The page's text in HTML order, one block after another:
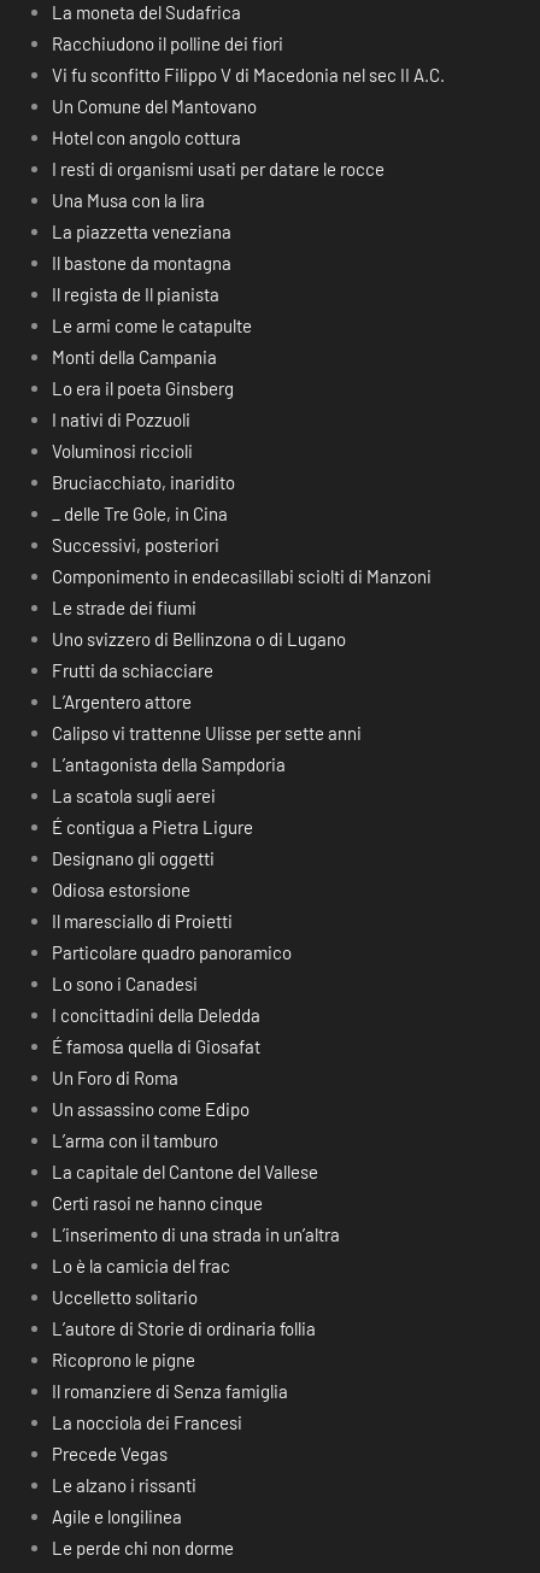
La moneta del Sudafrica
Racchiudono il polline dei fiori
Vi fu sconfitto Filippo V di Macedonia nel sec II A.C.
Un Comune del Mantovano
Hotel con angolo cottura
I resti di organismi usati per datare le rocce
Una Musa con la lira
La piazzetta veneziana
Il bastone da montagna
Il regista de Il pianista
Le armi come le catapulte
Monti della Campania
Lo era il poeta Ginsberg
I nativi di Pozzuoli
Voluminosi riccioli
Bruciacchiato, inaridito
_ delle Tre Gole, in Cina
Successivi, posteriori
Componimento in endecasillabi sciolti di Manzoni
Le strade dei fiumi
Uno svizzero di Bellinzona o di Lugano
Frutti da schiacciare
L’Argentero attore
Calipso vi trattenne Ulisse per sette anni
L’antagonista della Sampdoria
La scatola sugli aerei
É contigua a Pietra Ligure
Designano gli oggetti
Odiosa estorsione
Il maresciallo di Proietti
Particolare quadro panoramico
Lo sono i Canadesi
I concittadini della Deledda
É famosa quella di Giosafat
Un Foro di Roma
Un assassino come Edipo
L’arma con il tamburo
La capitale del Cantone del Vallese
Certi rasoi ne hanno cinque
L’inserimento di una strada in un’altra
Lo è la camicia del frac
Uccelletto solitario
L’autore di Storie di ordinaria follia
Ricoprono le pigne
Il romanziere di Senza famiglia
La nocciola dei Francesi
Precede Vegas
Le alzano i rissanti
Agile e longilinea
Le perde chi non dorme